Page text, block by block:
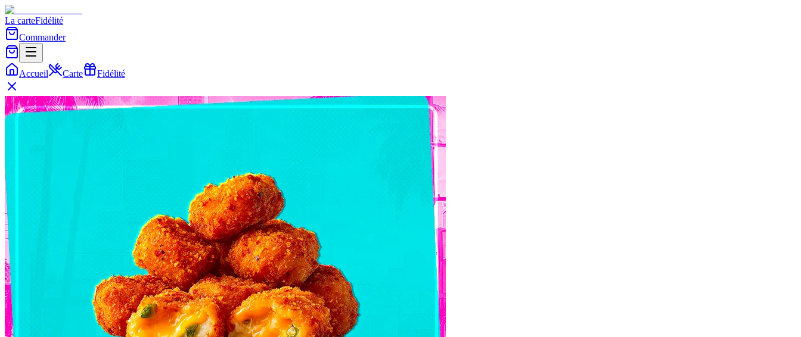
La carteFidélité
Commander
Accueil Carte Fidélité